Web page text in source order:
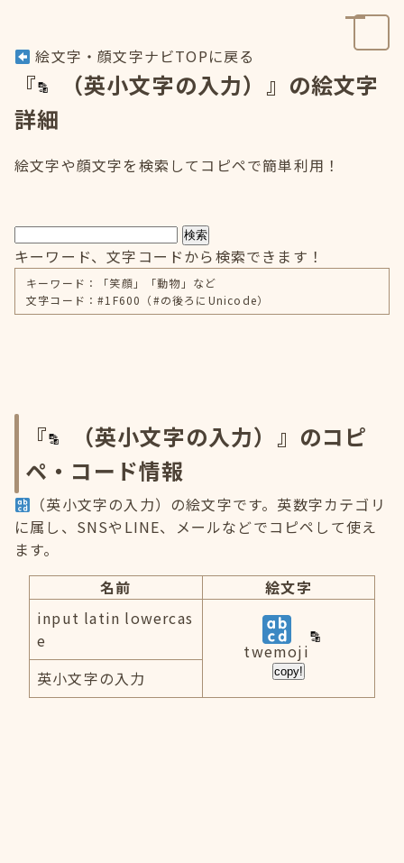
絵文字・顔文字ナビTOPに戻る
『
（英小文字の入力）』の絵文字
詳細
絵文字や顔文字を検索してコピペで簡単利用！
検索
キーワード、文字コードから検索できます！
キーワード：「笑顔」「動物」など
文字コード：#1F600（#の後ろにUnicode）
『
（英小文字の入力）』のコピ
ペ・コード情報
（英小文字の入力）の絵文字です。英数字カテゴリ
に属し、SNSやLINE、メールなどでコピペして使え
ます。
名前
絵文字
input latin lowercas
e
twemoji
copy!
英小文字の入力